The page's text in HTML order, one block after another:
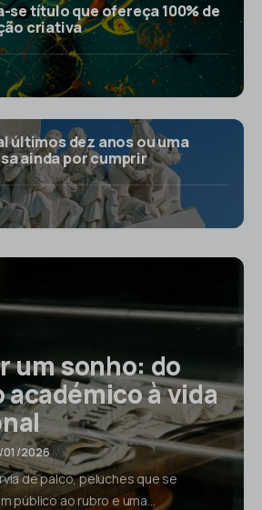
se título que ofereça 100% de
criativa
últimos dez anos ou uma
ainda por cumprir
um sonho: do
à vida
2026
de palco, peluches que se
público ao rubro e uma…